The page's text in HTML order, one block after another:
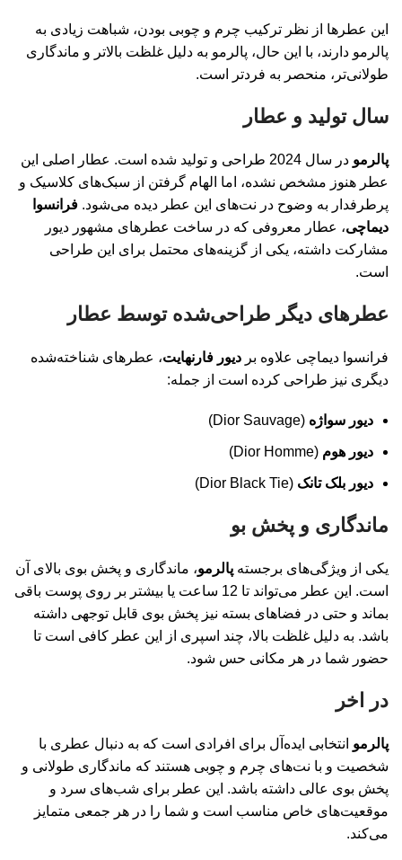
این عطرها از نظر ترکیب چرم و چوبی بودن، شباهت زیادی به
پالرمو دارند، با این حال، پالرمو به دلیل غلظت بالاتر و ماندگاری
طولانی‌تر، منحصر به فردتر است.
سال تولید و عطار
پالرمو
در سال 2024 طراحی و تولید شده است. عطار اصلی این
عطر هنوز مشخص نشده، اما الهام گرفتن از سبک‌های کلاسیک و
پرطرفدار به وضوح در نت‌های این عطر دیده می‌شود. فرانسوا
دیماچی، عطار معروفی که در ساخت عطرهای مشهور دیور
مشارکت داشته، یکی از گزینه‌های محتمل برای این طراحی
است.
عطرهای دیگر طراحی‌شده توسط عطار
فرانسوا دیماچی علاوه بر دیور فارنهایت، عطرهای شناخته‌شده
دیگری نیز طراحی کرده است از جمله:
دیور سواژه (Dior Sauvage)
دیور هوم (Dior Homme)
دیور بلک تانک (Dior Black Tie)
ماندگاری و پخش بو
یکی از ویژگی‌های برجسته پالرمو، ماندگاری و پخش بوی بالای آن
است. این عطر می‌تواند تا 12 ساعت یا بیشتر بر روی پوست باقی
بماند و حتی در فضاهای بسته نیز پخش بوی قابل توجهی داشته
باشد. به دلیل غلظت بالا، چند اسپری از این عطر کافی است تا
حضور شما در هر مکانی حس شود.
در اخر
پالرمو انتخابی ایده‌آل برای افرادی است که به دنبال عطری با
شخصیت و با نت‌های چرم و چوبی هستند که ماندگاری طولانی و
پخش بوی عالی داشته باشد. این عطر برای شب‌های سرد و
موقعیت‌های خاص مناسب است و شما را در هر جمعی متمایز
می‌کند.